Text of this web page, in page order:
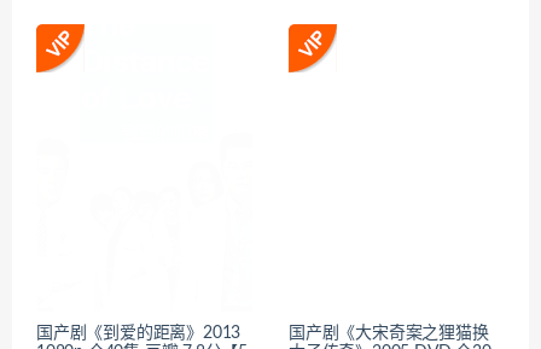
国产剧《到爱的距离》2013
国产剧《大宋奇案之狸猫换